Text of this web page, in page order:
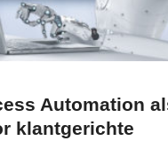
Automation
klantgerichte